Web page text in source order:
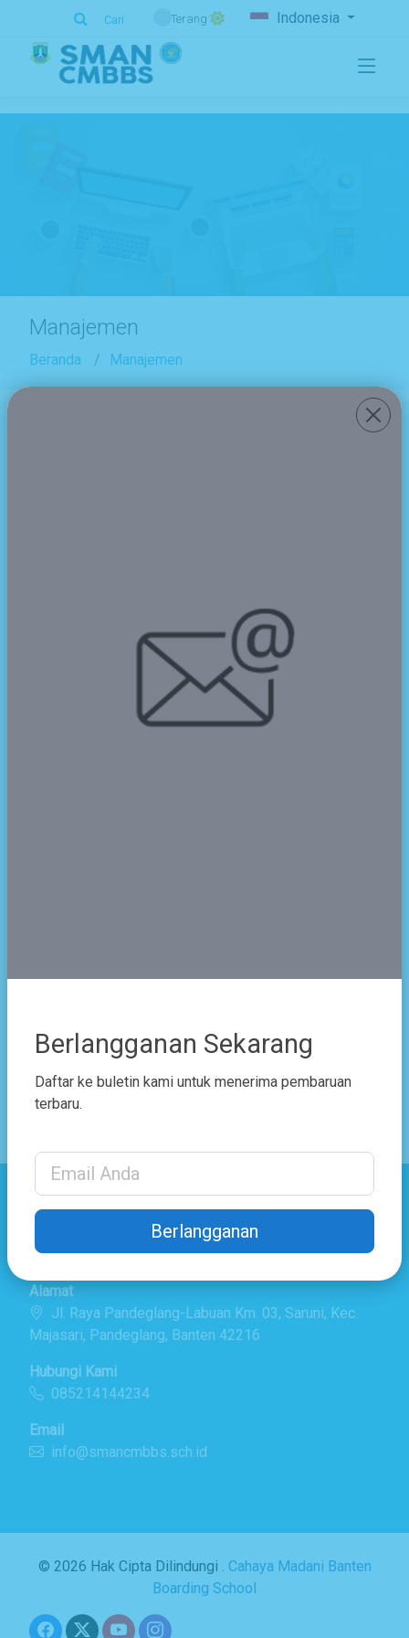
Cari Terang Indonesia
Manajemen
Beranda Manajemen
Bagikan
Berlangganan Sekarang
Daftar ke buletin kami untuk menerima pembaruan
terbaru.
Email Address
Berlangganan
Detail Kontak
Alamat
Jl. Raya Pandeglang-Labuan Km. 03, Saruni, Kec.
Majasari, Pandeglang, Banten 42216
Hubungi Kami
085214144234
Email
info@smancmbbs.sch.id
© 2026 Hak Cipta Dilindungi . Cahaya Madani Banten
Boarding School